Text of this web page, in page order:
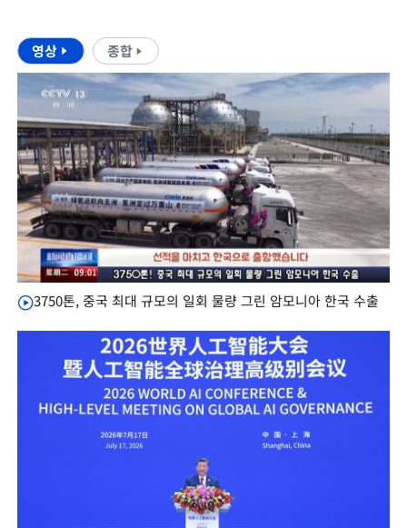
영상 종합
3750톤, 중국 최대 규모의 일회 물량 그린 암모니아 한국 수출